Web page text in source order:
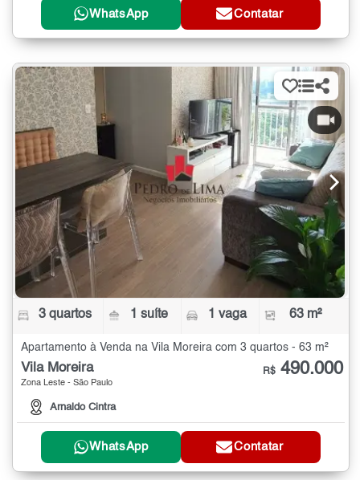
WhatsApp Contatar
3 quartos 1 suíte 1 vaga 63 m²
Apartamento à Venda na Vila Moreira com 3 quartos - 63 m²
Vila Moreira
Zona Leste - São Paulo
Arnaldo Cintra
R$ 490.000
WhatsApp Contatar